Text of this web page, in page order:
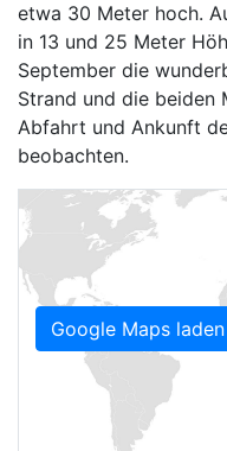
etwa 30 Meter hoch.
in 13 und 25 Meter
September die
Strand und die beiden
Abfahrt und Ankunft
beobachten.
Google Maps